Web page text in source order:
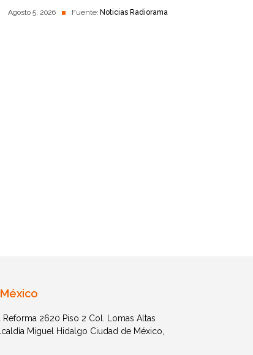
Agosto 5, 2026 Fuente: Noticias Radiorama
Reforma 2620 Piso 2 Col. Lomas Altas
Miguel Hidalgo Ciudad de México,